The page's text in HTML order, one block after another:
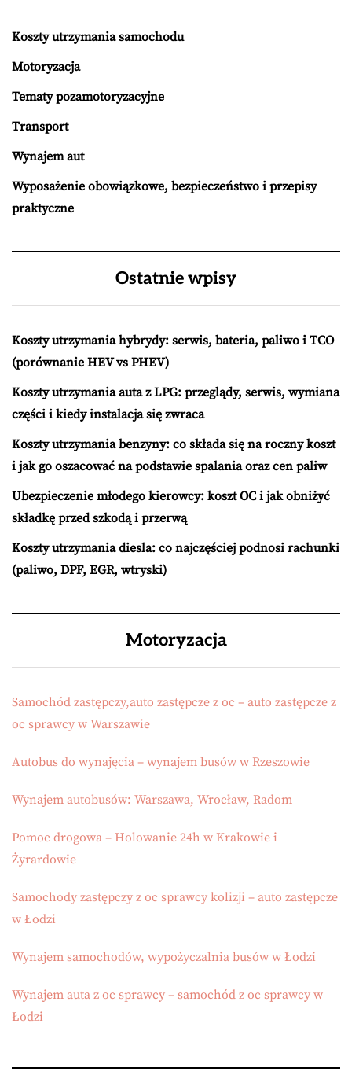
Koszty utrzymania samochodu
Motoryzacja
Tematy pozamotoryzacyjne
Transport
Wynajem aut
Wyposażenie obowiązkowe, bezpieczeństwo i przepisy
praktyczne
Ostatnie wpisy
Koszty utrzymania hybrydy: serwis, bateria, paliwo i TCO
(porównanie HEV vs PHEV)
Koszty utrzymania auta z LPG: przeglądy, serwis, wymiana
części i kiedy instalacja się zwraca
Koszty utrzymania benzyny: co składa się na roczny koszt
i jak go oszacować na podstawie spalania oraz cen paliw
Ubezpieczenie młodego kierowcy: koszt OC i jak obniżyć
składkę przed szkodą i przerwą
Koszty utrzymania diesla: co najczęściej podnosi rachunki
(paliwo, DPF, EGR, wtryski)
Motoryzacja
Samochód zastępczy,auto zastępcze z oc – auto zastępcze z
oc sprawcy w Warszawie
Autobus do wynajęcia – wynajem busów w Rzeszowie
Wynajem autobusów: Warszawa, Wrocław, Radom
Pomoc drogowa – Holowanie 24h w Krakowie i
Żyrardowie
Samochody zastępczy z oc sprawcy kolizji – auto zastępcze
w Łodzi
Wynajem samochodów, wypożyczalnia busów w Łodzi
Wynajem auta z oc sprawcy – samochód z oc sprawcy w
Łodzi